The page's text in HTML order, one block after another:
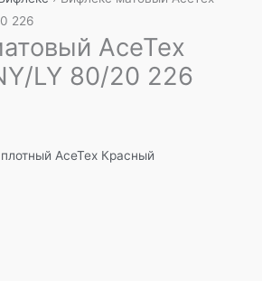
226
AceTex
LY 80/20 226